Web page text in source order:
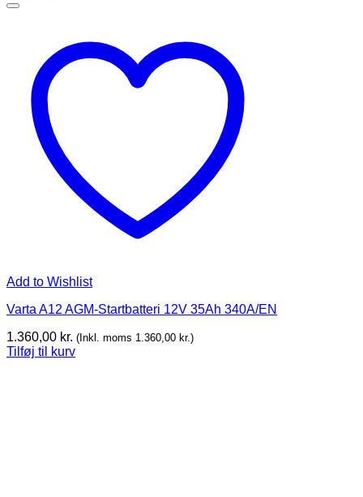
Add to Wishlist
Varta A12 AGM-Startbatteri 12V 35Ah 340A/EN
1.360,00 kr. (Inkl. moms 1.360,00 kr.)
Tilføj til kurv